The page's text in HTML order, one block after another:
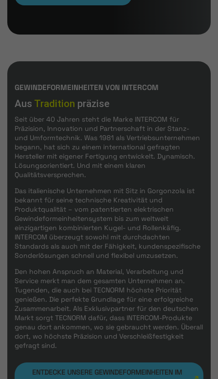
GEWINDEFORMEINHEITEN VON INTERCOM
Aus Tradition präzise
Seit über 40 Jahren steht die Marke INTERCOM für
Präzision, Innovation und Partnerschaft in der Stanz-
und Umformtechnik. Was 1981 als Vertriebsunternehmen
begann, hat sich zu einem international gefragten
Hersteller mit eigener Fertigung entwickelt. Dynamisch.
Lösungsorientiert. Und mit einem klaren
Qualitätsversprechen.
Das italienische Unternehmen mit Sitz in Gorgonzola ist
bekannt für seine technische Kreativität und
Produktqualität – vom patentierten elektrischen
Gewindeformeinheitensystem bis zum weltweit
einzigartigen kombinierten Kugel- und Rollenkäfig.
INTERCOM überzeugt sowohl mit durchdachten
Standards als auch mit der Fähigkeit, kundenspezifische
Sonderlösungen schnell und flexibel umzusetzen.
Den hohen Anspruch an Material, Verarbeitung und
Service merkt man dem gesamten Unternehmen an.
Tugenden, die auch bei TECNORM höchste Priorität
genießen. Die perfekte Grundlage für eine erfolgreiche
Zusammenarbeit. Als Exklusivpartner für den deutschen
Markt sorgt TECNORM dafür, dass INTERCOM-Produkte
genau dort ankommen, wo sie gebraucht werden. Überall
dort, wo höchste Präzision und Verschleißfestigkeit
gefragt sind.
ENTDECKE UNSERE GEWINDEFORMEINHEITEN IM